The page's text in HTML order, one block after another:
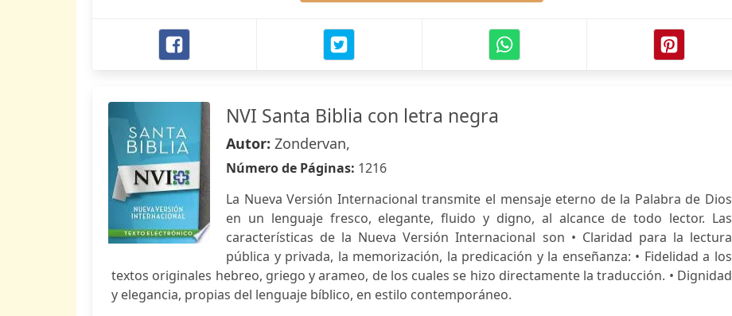
NVI Santa Biblia con letra negra
Autor: Zondervan,
Número de Páginas: 1216
La Nueva Versión Internacional transmite el mensaje eterno de la Palabra de Dios
en un lenguaje fresco, elegante, fluido y digno, al alcance de todo lector. Las
características de la Nueva Versión Internacional son • Claridad para la lectura
pública y privada, la memorización, la predicación y la enseñanza: • Fidelidad a los
textos originales hebreo, griego y arameo, de los cuales se hizo directamente la traducción. • Dignidad
y elegancia, propias del lenguaje bíblico, en estilo contemporáneo.